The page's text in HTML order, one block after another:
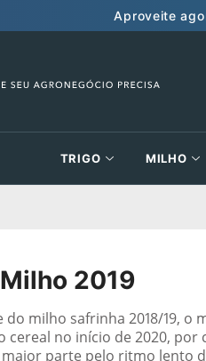
Aproveite
TRIGO MILHO
2019
milho safrinha 2018/19, o
cereal no início de 2020,
parte pelo ritmo lento